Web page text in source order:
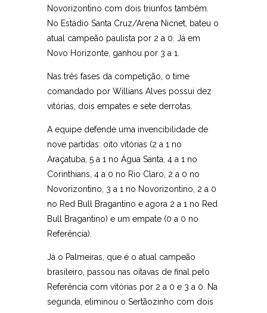
Novorizontino com dois triunfos também.
No Estádio Santa Cruz/Arena Nicnet, bateu o
atual campeão paulista por 2 a 0. Já em
Novo Horizonte, ganhou por 3 a 1.
Nas três fases da competição, o time
comandado por Willians Alves possui dez
vitórias, dois empates e sete derrotas.
A equipe defende uma invencibilidade de
nove partidas: oito vitórias (2 a 1 no
Araçatuba, 5 a 1 no Água Santa, 4 a 1 no
Corinthians, 4 a 0 no Rio Claro, 2 a 0 no
Novorizontino, 3 a 1 no Novorizontino, 2 a 0
no Red Bull Bragantino e agora 2 a 1 no Red
Bull Bragantino) e um empate (0 a 0 no
Referência).
Já o Palmeiras, que é o atual campeão
brasileiro, passou nas oitavas de final pelo
Referência com vitórias por 2 a 0 e 3 a 0. Na
segunda, eliminou o Sertãozinho com dois